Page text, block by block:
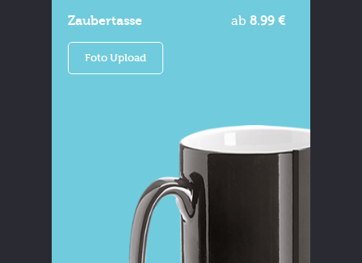
Zaubertasse ab 8.99 €
Foto Upload